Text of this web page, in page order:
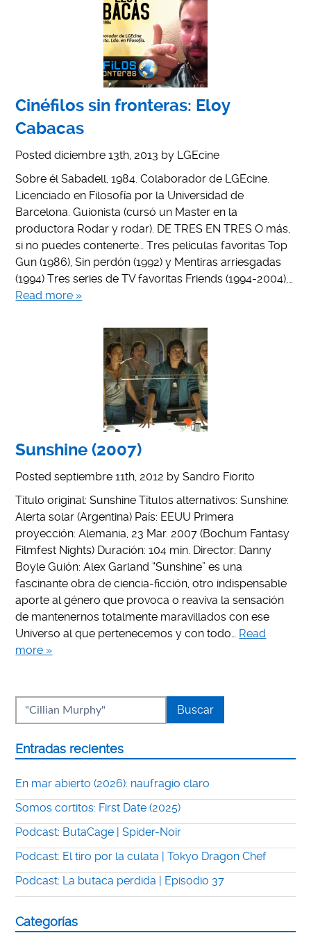
Cinéfilos sin fronteras: Eloy
Cabacas
Posteddiciembre 13th, 2013 by LGEcine
Sobre él Sabadell, 1984. Colaborador de LGEcine.
Licenciado en Filosofía por la Universidad de
Barcelona. Guionista (cursó un Master en la
productora Rodar y rodar). DE TRES EN TRES O más,
si no puedes contenerte… Tres películas favoritas Top
Gun (1986), Sin perdón (1992) y Mentiras arriesgadas
(1994) Tres series de TV favoritas Friends (1994-2004),…
Read more »
Sunshine (2007)
Postedseptiembre 11th, 2012 bySandro Fiorito
Título original: Sunshine Títulos alternativos: Sunshine:
Alerta solar (Argentina) País: EEUU Primera
proyección: Alemania, 23 Mar. 2007 (Bochum Fantasy
Filmfest Nights) Duración: 104 min. Director: Danny
Boyle Guión: Alex Garland “Sunshine” es una
fascinante obra de ciencia-ficción, otro indispensable
aporte al género que provoca o reaviva la sensación
de mantenernos totalmente maravillados con ese
Universo al que pertenecemos y con todo… Read
more »
Entradas recientes
En mar abierto (2026): naufragio claro
Somos cortitos: First Date (2025)
Podcast: ButaCage | Spider-Noir
Podcast: El tiro por la culata | Tokyo Dragon Chef
Podcast: La butaca perdida | Episodio 37
Categorías